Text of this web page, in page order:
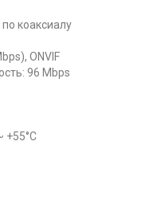
коаксиалу
ONVIF
96 Mbps
+55°C